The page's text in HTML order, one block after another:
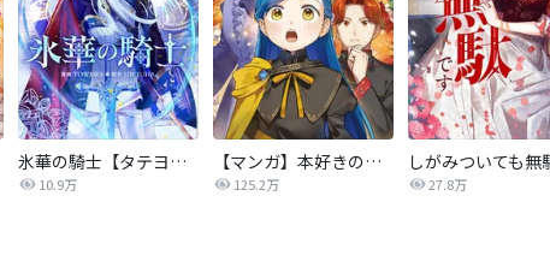
氷華の騎士【タテヨミ】
10.9万
【マンガ】本好きの下剋上 第四部
125.2万 27.8万